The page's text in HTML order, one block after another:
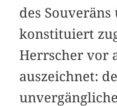
des
konstituiert
Herrscher vor
auszeichnet: